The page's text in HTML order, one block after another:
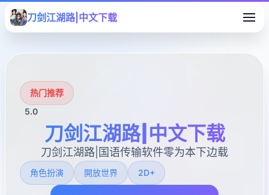
刀剑江湖路|中文下载
热门推荐
5.0
刀剑江湖路|中文下载
刀剑江湖路|国语传输软件零为本下边载
角色扮演 開放世界 2D+